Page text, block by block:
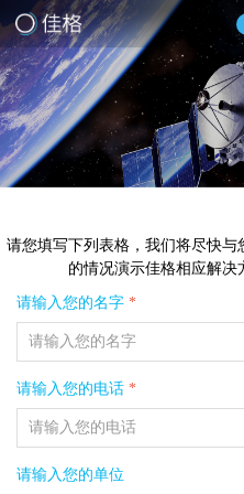
请输入您的名字 *
请输入您的电话 *
请输入您的单位
请您填写下列表格，我们将尽快与
的情况演示佳格相应解决